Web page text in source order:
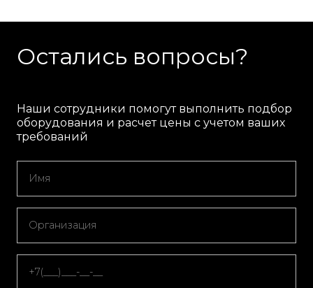
Остались вопросы?
Наши сотрудники помогут выполнить подбор
оборудования и расчет цены с учетом ваших
требований